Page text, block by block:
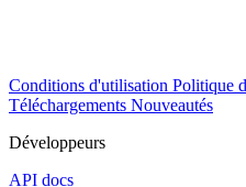
Conditions d'utilisation Politique
Téléchargements Nouveautés
Développeurs
API docs